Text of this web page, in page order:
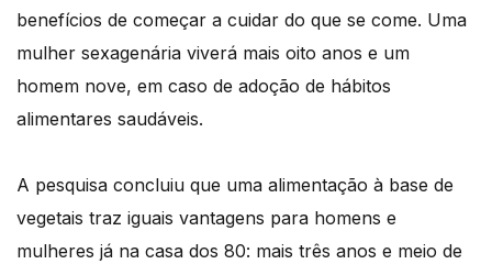
benefícios de começar a cuidar do que se come. Uma
mulher sexagenária viverá mais oito anos e um
homem nove, em caso de adoção de hábitos
alimentares saudáveis.
A pesquisa concluiu que uma alimentação à base de
vegetais traz iguais vantagens para homens e
mulheres já na casa dos 80: mais três anos e meio de